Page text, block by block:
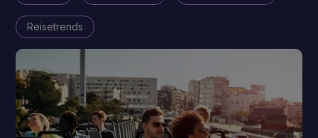
Reisetrends